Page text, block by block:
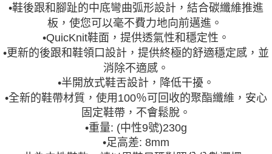
•鞋後跟和腳趾的中底彎曲弧形設計，結合碳纖維推進
板，使您可以毫不費力地向前邁進。
•QuicKnit鞋面，提供透氣性和穩定性。
•更新的後跟和鞋領口設計，提供終極的舒適穩定感，並
消除不適感。
•半開放式鞋舌設計，降低干擾。
•全新的鞋帶材質，使用100％可回收的聚酯纖維，安心
固定鞋帶，不會鬆脫。
•重量: (中性9號)230g
•足高差: 8mm